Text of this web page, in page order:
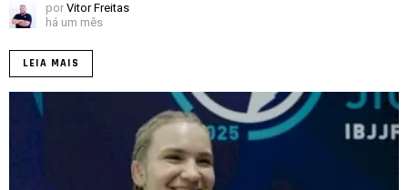
por Vitor Freitas
há um mês
LEIA MAIS